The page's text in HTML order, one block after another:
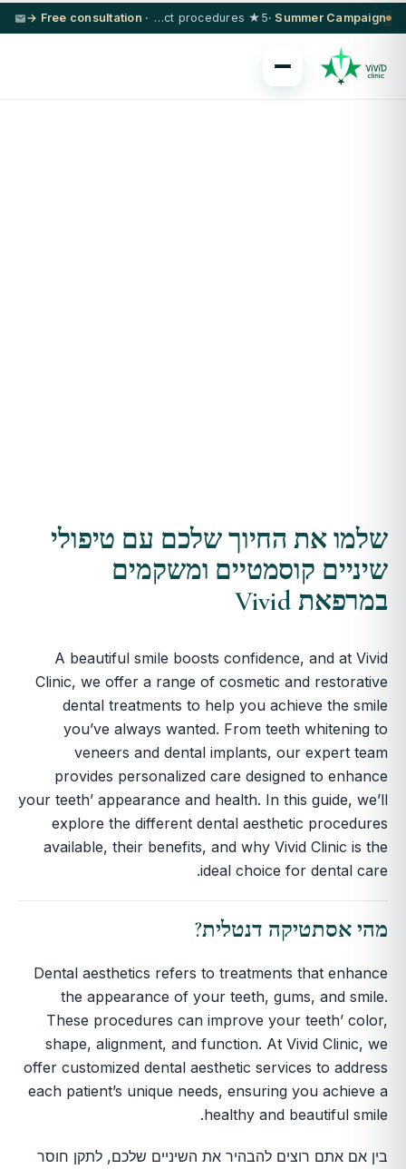
Summer Campaign ·
5★ hotel + VIP transfer on select procedures
· Free consultation →
שלמו את החיוך שלכם עם טיפולי
שיניים קוסמטיים ומשקמים
במרפאת Vivid
A beautiful smile boosts confidence, and at Vivid
Clinic, we offer a range of cosmetic and restorative
dental treatments to help you achieve the smile
you’ve always wanted. From teeth whitening to
veneers and dental implants, our expert team
provides personalized care designed to enhance
your teeth’ appearance and health. In this guide, we’ll
explore the different dental aesthetic procedures
available, their benefits, and why Vivid Clinic is the
ideal choice for dental care.
מהי אסתטיקה דנטלית?
Dental aesthetics refers to treatments that enhance
the appearance of your teeth, gums, and smile.
These procedures can improve your teeth’ color,
shape, alignment, and function. At Vivid Clinic, we
offer customized dental aesthetic services to address
each patient’s unique needs, ensuring you achieve a
healthy and beautiful smile.
בין אם אתם רוצים להבהיר את השיניים שלכם, לתקן חוסר